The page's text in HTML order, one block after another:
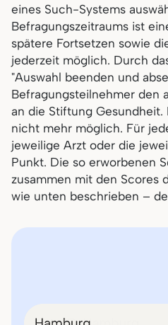
eines Such-Systems
Befragungszeitraums ist
spätere Fortsetzen sowie
jederzeit möglich. Durch
"Auswahl beenden und
Befragungsteilnehmer den
an die Stiftung
nicht mehr möglich. Für
jeweilige Arzt oder die
Punkt. Die so erworbenen
zusammen mit den Scores
wie unten beschrieben –